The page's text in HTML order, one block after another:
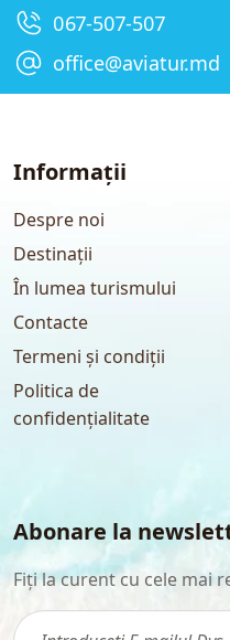
067-507-507
office@aviatur.md
Informații
Despre noi
Destinații
În lumea turismului
Contacte
Termeni și condiții
Politica de
confidențialitate
Abonare la
Fiți la curent cu cele mai